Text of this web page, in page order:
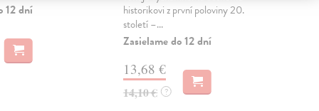
12 dní
historikovi z první poloviny 20.
století –...
Zasielame do 12 dní
13,68 €
14,10 € ?